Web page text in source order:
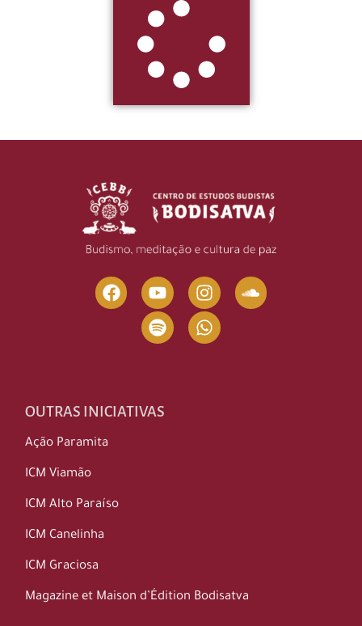
OUTRAS INICIATIVAS
Ação Paramita
ICM Viamão
ICM Alto Paraíso
ICM Canelinha
ICM Graciosa
Magazine et Maison d’Édition Bodisatva